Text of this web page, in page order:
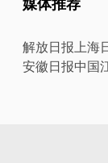
解放日报上海
安徽日报中国